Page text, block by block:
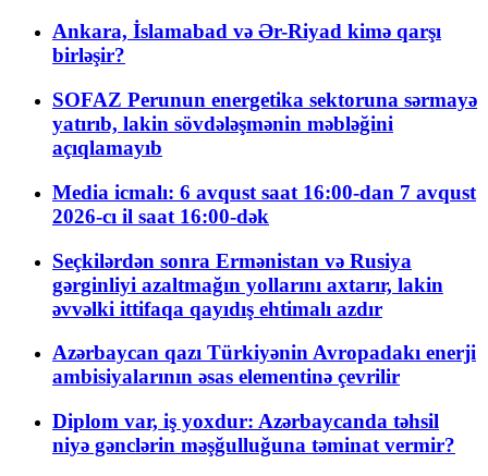
Ankara, İslamabad və Ər-Riyad kimə qarşı
birləşir?
SOFAZ Perunun energetika sektoruna sərmayə
yatırıb, lakin sövdələşmənin məbləğini
açıqlamayıb
Media icmalı: 6 avqust saat 16:00-dan 7 avqust
2026-cı il saat 16:00-dək
Seçkilərdən sonra Ermənistan və Rusiya
gərginliyi azaltmağın yollarını axtarır, lakin
əvvəlki ittifaqa qayıdış ehtimalı azdır
Azərbaycan qazı Türkiyənin Avropadakı enerji
ambisiyalarının əsas elementinə çevrilir
Diplom var, iş yoxdur: Azərbaycanda təhsil
niyə gənclərin məşğulluğuna təminat vermir?